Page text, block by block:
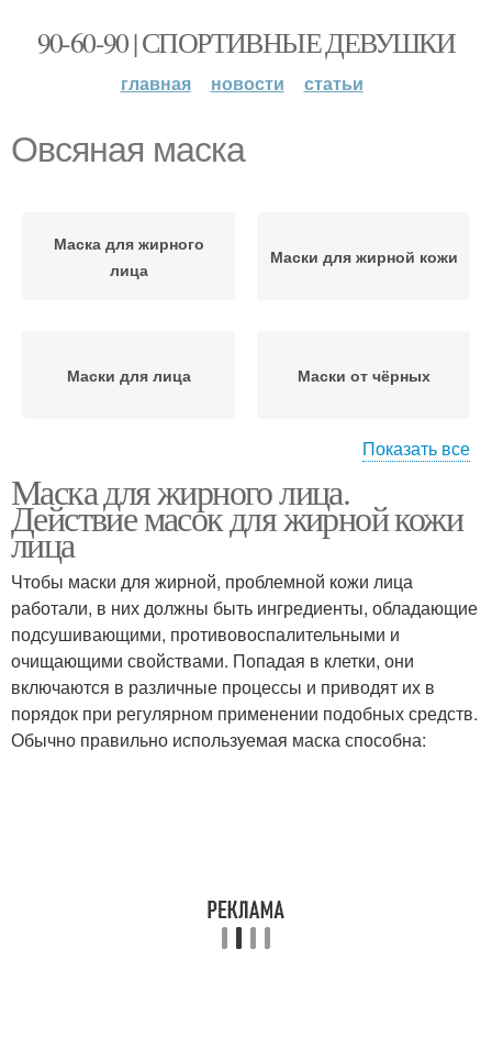
90-60-90 | СПОРТИВНЫЕ ДЕВУШКИ
главная новости статьи
Овсяная маска
Маска для жирного
лица
Маски для жирной кожи
Маски для лица Маски от чёрных
Кефирная маска Маска из картофеля
Маска с
лекарственными
травами
Банановая маска
Маска с алоэ Маска на основе
Показать все
Маска для жирного лица.
Действие масок для жирной кожи
лица
Чтобы маски для жирной, проблемной кожи лица
работали, в них должны быть ингредиенты, обладающие
подсушивающими, противовоспалительными и
очищающими свойствами. Попадая в клетки, они
включаются в различные процессы и приводят их в
порядок при регулярном применении подобных средств.
Обычно правильно используемая маска способна: